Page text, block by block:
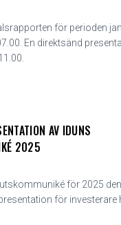
för perioden
En direktsänd
AV IDUNS
2025
för 2025
för